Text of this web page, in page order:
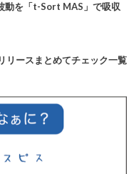
動を「t-Sort MAS」で吸収
リースまとめてチェック一覧